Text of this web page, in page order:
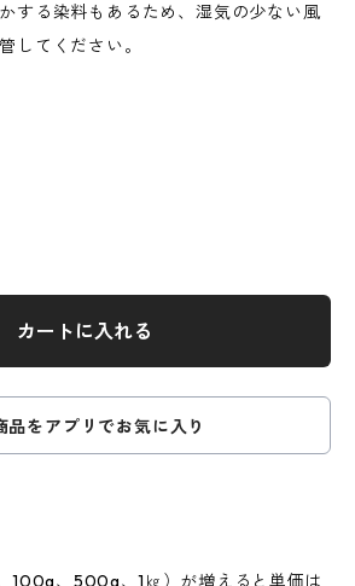
する染料もあるため、湿気の少ない風
してください。
カートに入れる
品をアプリでお気に入り
100g、500g、1㎏）が増えると単価は